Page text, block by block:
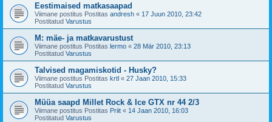
Eestimaised matkasaapad
Viimane postitus Postitas andresh « 17 Juun 2010, 23:42
Postitatud Varustus
M: mäe- ja matkavarustust
Viimane postitus Postitas lermo « 28 Mär 2010, 23:13
Postitatud Varustus
Talvised magamiskotid - Husky?
Viimane postitus Postitas krtl « 27 Jaan 2010, 15:33
Postitatud Varustus
Müüa saapd Millet Rock & Ice GTX nr 44 2/3
Viimane postitus Postitas Priit « 14 Jaan 2010, 16:03
Postitatud Varustus